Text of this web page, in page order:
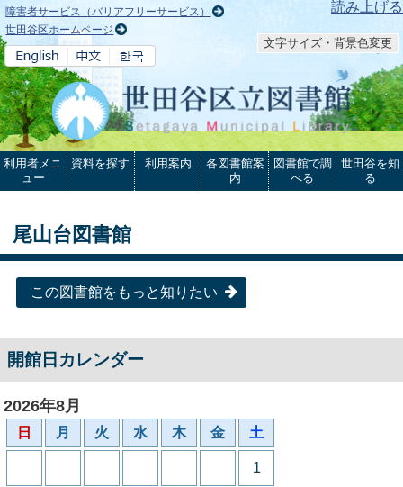
本文へ 読み上げる
障害者サービス（バリアフリーサービス）
世田谷区ホームページ
文字サイズ・背景色変更
利用者メニ
ュー
資料を探す 利用案内
各図書館案
内
図書館で調
べる
世田谷を知
る
尾山台図書館
この図書館をもっと知りたい
開館日カレンダー
2026年8月
日 月 火 水 木 金 土
1